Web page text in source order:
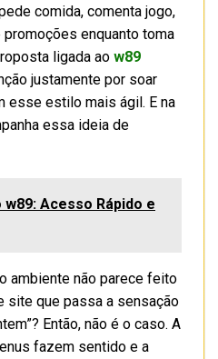
comida, comenta jogo,
enquanto toma
ligada ao w89
justamente por soar
esse estilo mais ágil. E na
essa ideia de
w89: Acesso Rápido e
ambiente não parece feito
site que passa a sensação
Então, não é o caso. A
fazem sentido e a